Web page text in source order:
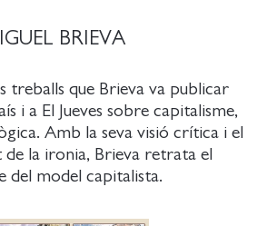
BRIEVA
treballs que Brieva va publicar
i a El Jueves sobre capitalisme,
Amb la seva visió crítica i el
de la ironia, Brieva retrata el
del model capitalista.